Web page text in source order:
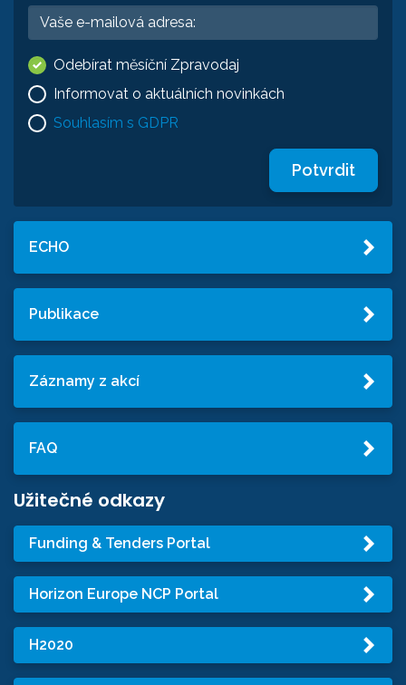
Odebírat měsíční Zpravodaj
Informovat o aktuálních novinkách
Souhlasím s GDPR
Potvrdit
ECHO
Publikace
Záznamy z akcí
FAQ
Užitečné odkazy
Funding & Tenders Portal
Horizon Europe NCP Portal
H2020